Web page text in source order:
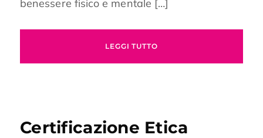
benessere fisico e mentale […]
LEGGI TUTTO
Certificazione Etica